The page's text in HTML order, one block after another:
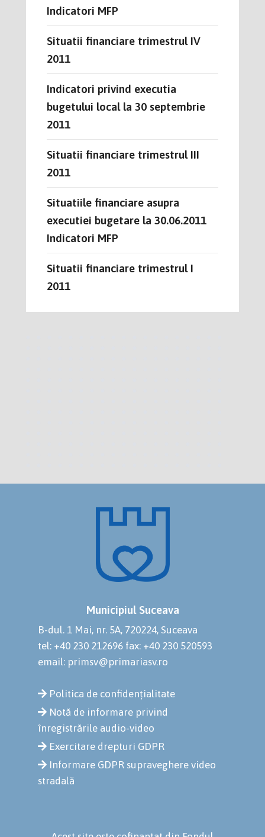
Indicatori MFP
Situatii financiare trimestrul IV
2011
Indicatori privind executia
bugetului local la 30 septembrie
2011
Situatii financiare trimestrul III
2011
Situatiile financiare asupra
executiei bugetare la 30.06.2011
Indicatori MFP
Situatii financiare trimestrul I
2011
Municipiul Suceava
B-dul. 1 Mai, nr. 5A, 720224, Suceava
tel: +40 230 212696 fax: +40 230 520593
email: primsv@primariasv.ro
Politica de confidențialitate
Notă de informare privind
înregistrările audio-video
Exercitare drepturi GDPR
Informare GDPR supraveghere video
stradală